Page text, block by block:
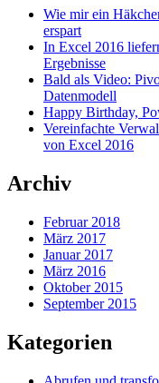
Wie mir ein
erspart
In Excel 2016
Ergebnisse
Bald als Video:
Datenmodell
Happy Birthday,
Vereinfachte
von Excel 2016
Archiv
Februar 2018
März 2017
Januar 2017
März 2016
Oktober 2015
September 2015
Kategorien